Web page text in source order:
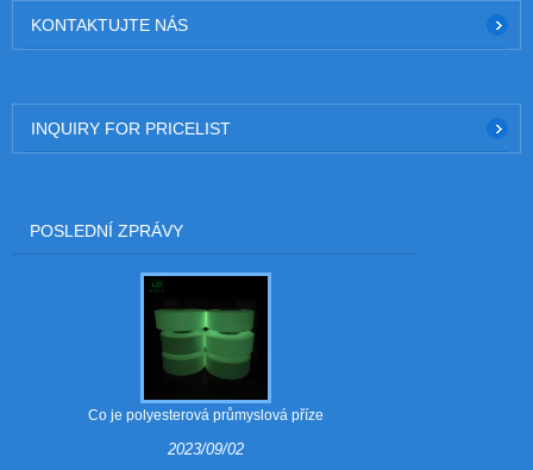
KONTAKTUJTE NÁS
INQUIRY FOR PRICELIST
POSLEDNÍ ZPRÁVY
Co je polyesterová průmyslová příze
2023/09/02